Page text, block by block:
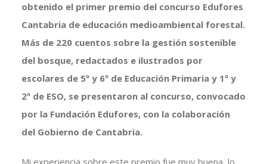
obtenido el primer premio del concurso Edufores
Cantabria de educación medioambiental forestal.
Más de 220 cuentos sobre la gestión sostenible
del bosque, redactados e ilustrados por
escolares de 5º y 6º de Educación Primaria y 1º y
2º de ESO, se presentaron al concurso, convocado
por la Fundación Edufores, con la colaboración
del Gobierno de Cantabria.